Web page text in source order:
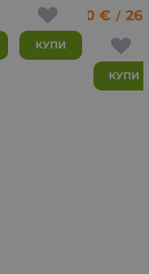
КУПИ
13.80 € /
КУПИ